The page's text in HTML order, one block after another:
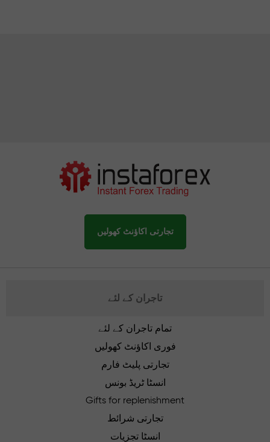
تجارتی اکاؤنٹ کھولیں
تاجران کے لئے
تمام تاجران کے لئے
فوری اکاؤنٹ کھولیں
تجارتی پلیٹ فارم
انسٹا ٹریڈ بونس
Gifts for replenishment
تجارتی شرائط
انسٹا تجزیات